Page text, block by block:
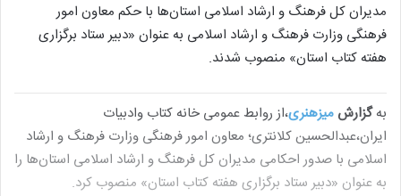
مدیران کل فرهنگ و ارشاد اسلامی استان‌ها با حکم معاون امور
فرهنگی وزارت فرهنگ و ارشاد اسلامی به عنوان «دبیر ستاد برگزاری
هفته کتاب استان» منصوب شدند.
بهگزارش میزهنری،از روابط عمومی خانه کتاب وادبیات
ایران،عبدالحسین کلانتری؛ معاون امور فرهنگی وزارت فرهنگ و ارشاد
اسلامی با صدور احکامی مدیران کل فرهنگ و ارشاد اسلامی استان‌ها را
به عنوان «دبیر ستاد برگزاری هفته کتاب استان» منصوب کرد.